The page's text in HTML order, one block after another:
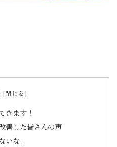
きます！
善した皆さんの声
いな」